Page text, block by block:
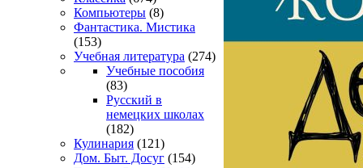
Компьютеры (8)
Фантастика. Мистика
(153)
Учебная литература (274)
Учебные пособия
(83)
Русский в
немецких школах
(182)
Кулинария (121)
Дом. Быт. Досуг (154)